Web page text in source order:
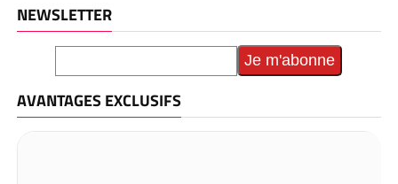
NEWSLETTER
AVANTAGES EXCLUSIFS